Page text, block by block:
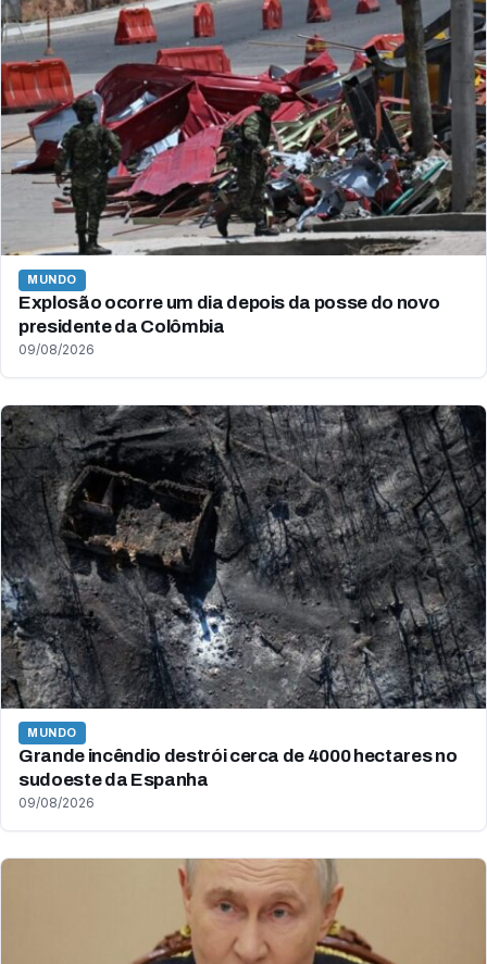
MUNDO
Explosão ocorre um dia depois da posse do novo
presidente da Colômbia
09/08/2026
MUNDO
Grande incêndio destrói cerca de 4000 hectares no
sudoeste da Espanha
09/08/2026